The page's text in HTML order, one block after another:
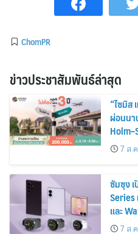
ChomPR
ข่าวประชาสัมพันธ์ล่าสุด
“ไซมิส
ผ่อนนา
ส่วนลด
2569
7 ส.
ซัมซุง
Series
และ
30%
7 ส.